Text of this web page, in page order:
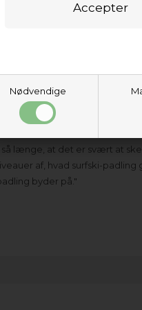
Nødvendige
i 2006 Cabonology Sport.
det mest omfattende
team af bådebyggere og
længe, ​​at det er svært at
af, hvad surfski-
byder på."